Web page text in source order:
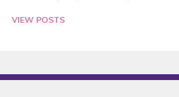
Abdel Rahman
VIEW POSTS